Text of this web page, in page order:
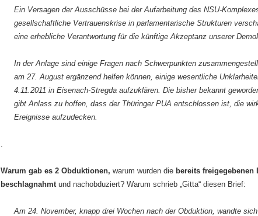
Ein Versagen der Ausschüsse bei der Aufarbeitung des NSU-
gesellschaftliche Vertrauenskrise in parlamentarische Strukturen
eine erhebliche Verantwortung für die künftige Akzeptanz unserer
In der Anlage sind einige Fragen nach Schwerpunkten
am 27. August ergänzend helfen können, einige wesentliche
4.11.2011 in Eisenach-Stregda aufzu­klären. Die bisher bekannt
gibt Anlass zu hoffen, dass der Thüringer PUA entschlossen ist, die
Ereignisse aufzudecken.
.
Warum gab es 2 Obduktionen, warum wurden die bereits freigegebenen
beschlagnahmtund nachobduziert? Warum schrieb „Gitta“ diesen Brief:
Am 24. November, knapp drei Wochen nach der Obduktion, wandte